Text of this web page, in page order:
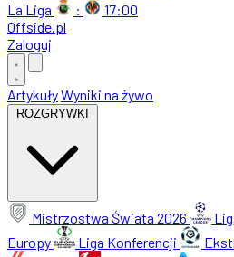
La Liga
:
17:00
Offside.pl
Zaloguj
ArtykułyWyniki na żywo
ROZGRYWKI
Mistrzostwa Świata 2026
Europy
Liga Konferencji